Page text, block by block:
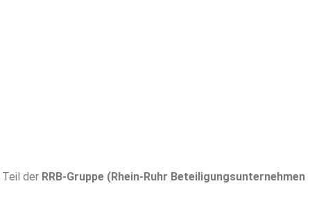
Teil der RRB-Gruppe (Rhein-Ruhr Beteiligungsunternehmen